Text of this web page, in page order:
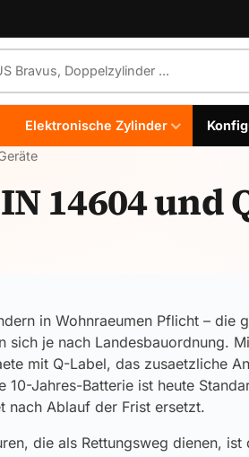
Elektronische Zylinder
14604 und
in Wohnraeumen Pflicht – die
sich je nach Landesbauordnung.
mit Q-Label, das zusaetzliche
Jahres-Batterie ist heute
nach Ablauf der Frist ersetzt.
die als Rettungsweg dienen,